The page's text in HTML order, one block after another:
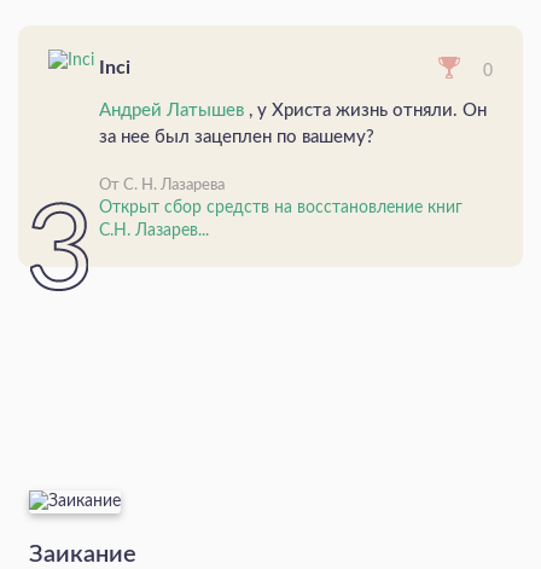
Inci 0
Андрей Латышев , у Христа жизнь отняли. Он
за нее был зацеплен по вашему?
От С. Н. Лазарева
Открыт сбор средств на восстановление книг
С.Н. Лазарев...
Заикание